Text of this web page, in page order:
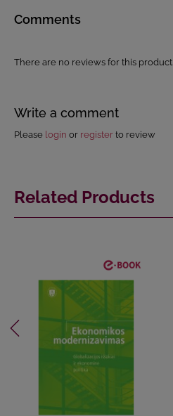
Comments
There are no reviews for this product.
Write a comment
Please login or register to review
Related Products